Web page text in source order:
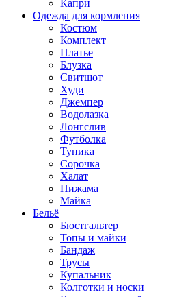
Капри
Одежда для кормления
Костюм
Комплект
Платье
Блузка
Свитшот
Худи
Джемпер
Водолазка
Лонгслив
Футболка
Туника
Сорочка
Халат
Пижама
Майка
Бельё
Бюстгальтер
Топы и майки
Бандаж
Трусы
Купальник
Колготки и носки